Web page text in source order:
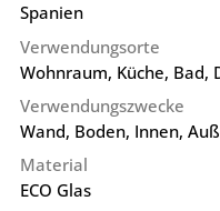
Spanien
Verwendungsorte
Wohnraum, Küche, Bad,
Verwendungszwecke
Wand, Boden, Innen,
Material
ECO Glas